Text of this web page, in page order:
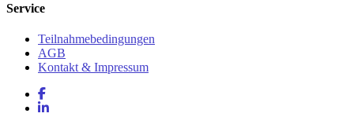
Service
Teilnahmebedingungen
AGB
Kontakt & Impressum